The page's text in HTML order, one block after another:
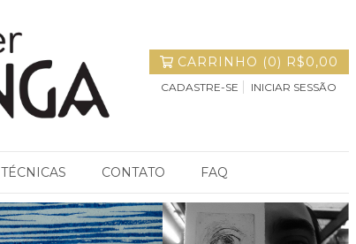
CARRINHO (0) R$0,00
CADASTRE-SE INICIAR SESSÃO
TÉCNICAS CONTATO FAQ